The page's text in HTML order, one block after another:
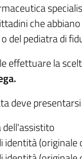
che
del pediatra di
effettuare la
deve
dell'assistito
identità (originale